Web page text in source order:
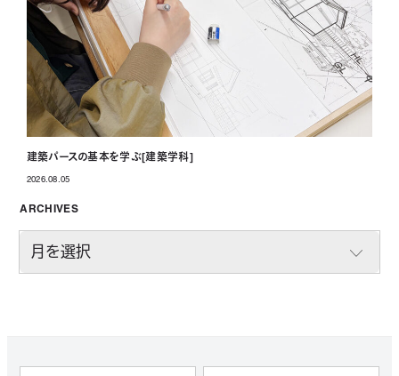
建築パースの基本を学ぶ[建築学科]
2026.08.05
ARCHIVES